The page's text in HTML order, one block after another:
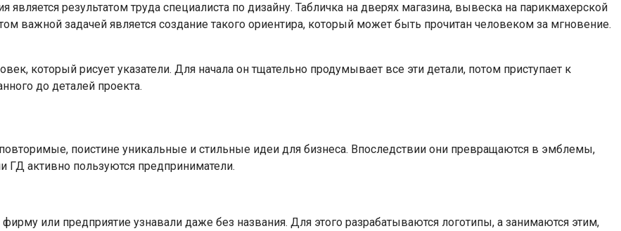
результатом труда специалиста по дизайну. Табличка на дверях магазина, вывеска на парикмахерской
важной задачей является создание такого ориентира, который может быть прочитан человеком за мгновение.
который рисует указатели. Для начала он тщательно продумывает все эти детали, потом приступает к
до деталей проекта.
поистине уникальные и стильные идеи для бизнеса. Впоследствии они превращаются в эмблемы,
активно пользуются предприниматели.
или предприятие узнавали даже без названия. Для этого разрабатываются логотипы, а занимаются этим,